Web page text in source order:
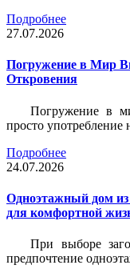
Подробнее
27.07.2026
Погружение в Мир
Откровения
Погружение в
просто употребление
Подробнее
24.07.2026
Одноэтажный дом
для комфортной
При выборе
предпочтение